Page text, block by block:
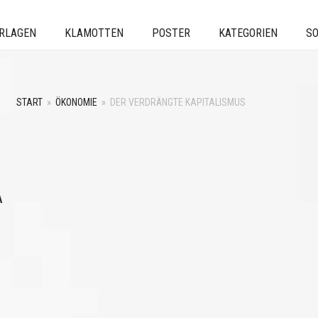
KLAMOTTEN POSTER KATEGORIEN
START » ÖKONOMIE » DER VERDRÄNGTE KAPITALISMUS